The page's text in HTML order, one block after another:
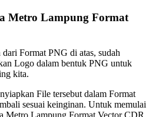
Metro Lampung Format
Format PNG di atas, sudah
Logo dalam bentuk PNG untuk
kita.
File tersebut dalam Format
sesuai keinginan. Untuk memulai